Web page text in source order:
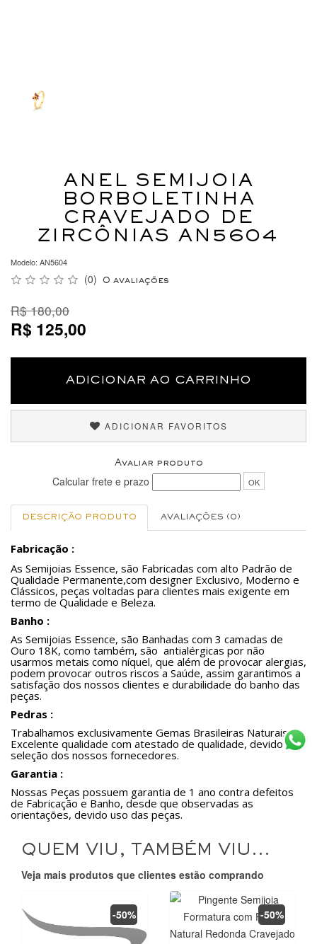
ANEL SEMIJOIA
BORBOLETINHA
CRAVEJADO DE
ZIRCÔNIAS AN5604
Modelo: AN5604
(0) 0 avaliações
R$ 180,00
R$ 125,00
ADICIONAR AO CARRINHO
ADICIONAR FAVORITOS
Avaliar produto
Calcular frete e prazo OK
DESCRIÇÃO PRODUTO AVALIAÇÕES (0)
Fabricação :
As Semijoias Essence, são Fabricadas com alto Padrão de
Qualidade Permanente,com designer Exclusivo, Moderno e
Clássicos, peças voltadas para clientes mais exigente em
termo de Qualidade e Beleza.
Banho :
As Semijoias Essence, são Banhadas com 3 camadas de
Ouro 18K, como também, são antialérgicas por não
usarmos metais como níquel, que além de provocar alergias,
podem provocar outros riscos a Saúde, assim garantimos a
satisfação dos nossos clientes e durabilidade do banho das
peças.
Pedras :
Trabalhamos exclusivamente Gemas Brasileiras Naturais de
Excelente qualidade com atestado de qualidade, devido a
seleção dos nossos fornecedores.
Garantia :
Nossas Peças possuem garantia de 1 ano contra defeitos
de Fabricação e Banho, desde que observadas as
orientações, devido uso das peças.
QUEM VIU, TAMBÉM VIU...
Veja mais produtos que clientes estão comprando
-50% -50%